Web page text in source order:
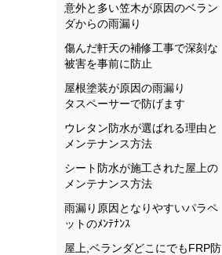
意外と多い笠木が原因のベラン
ダからの雨漏り
傷んだ軒天の補修工事で深刻な
被害を事前に防止
屋根塗装が原因の雨漏り
タスペーサーで防げます
ウレタン防水が選ばれる理由と
メンテナンス方法
シート防水が施工された屋上の
メンテナンス方法
雨漏り原因となりやすいパラペ
ットのﾒﾝﾃﾅﾝｽ
屋上,ベランダどこにでもFRP防